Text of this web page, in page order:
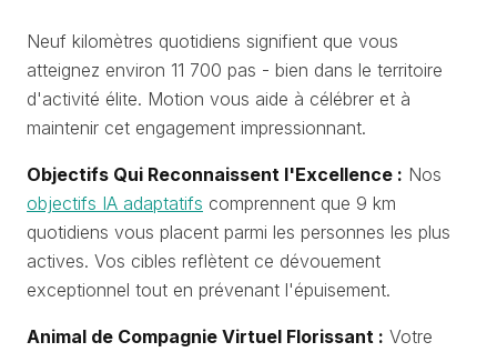
Neuf kilomètres quotidiens signifient que vous
atteignez environ 11 700 pas - bien dans le territoire
d'activité élite. Motion vous aide à célébrer et à
maintenir cet engagement impressionnant.
Objectifs Qui Reconnaissent l'Excellence : Nos
objectifs IA adaptatifs comprennent que 9 km
quotidiens vous placent parmi les personnes les plus
actives. Vos cibles reflètent ce dévouement
exceptionnel tout en prévenant l'épuisement.
Animal de Compagnie Virtuel Florissant : Votre